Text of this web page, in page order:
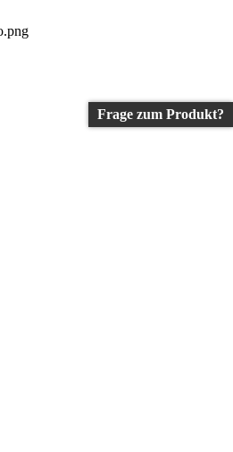
Frage zum Produkt?